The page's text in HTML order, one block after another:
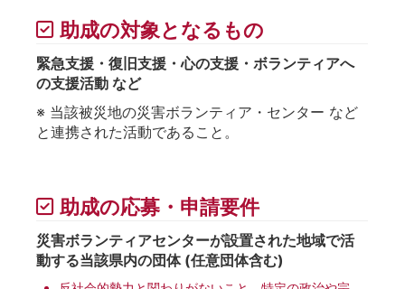
助成の対象となるもの
緊急支援・復旧支援・心の支援・ボランティアへ
の支援活動 など
※ 当該被災地の災害ボランティア・センター など
と連携された活動であること。
助成の応募・申請要件
災害ボランティアセンターが設置された地域で活
動する当該県内の団体 (任意団体含む)